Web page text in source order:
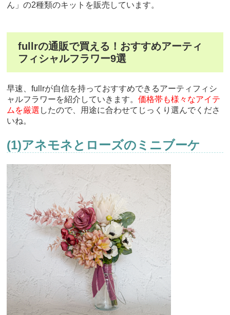
ん」の2種類のキットを販売しています。
fullrの通販で買える！おすすめアーティ
フィシャルフラワー9選
早速、fullrが自信を持っておすすめできるアーティフィシ
ャルフラワーを紹介していきます。価格帯も様々なアイテ
ムを厳選 したので、用途に合わせてじっくり選んでくださ
いね。
(1)アネモネとローズのミニブーケ